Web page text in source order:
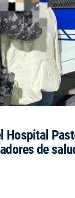
Hospital
de